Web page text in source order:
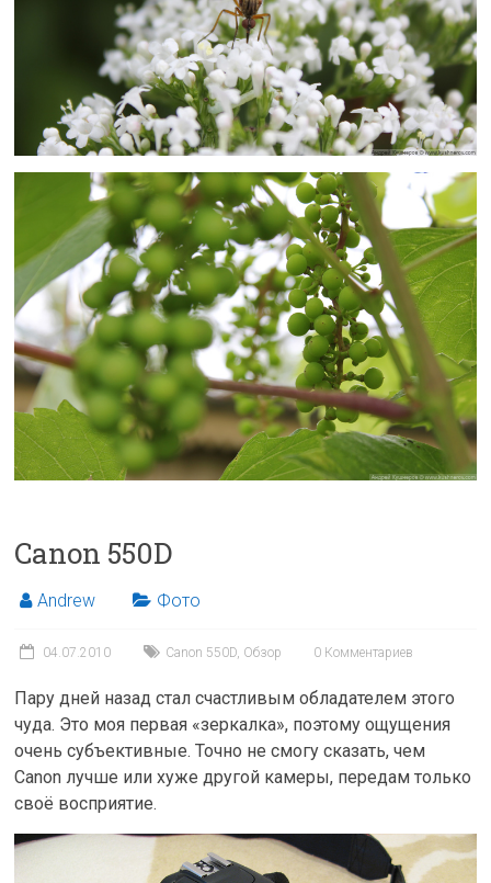
Canon 550D
Andrew Фото
04.07.2010 Canon 550D Обзор 0 Комментариев
Пару дней назад стал счастливым обладателем этого
чуда. Это моя первая «зеркалка», поэтому ощущения
очень субъективные. Точно не смогу сказать, чем
Canon лучше или хуже другой камеры, передам только
своё восприятие.